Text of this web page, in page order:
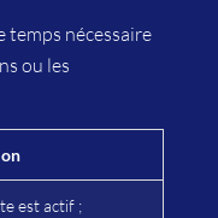
temps nécessaire
ou les
est actif ;